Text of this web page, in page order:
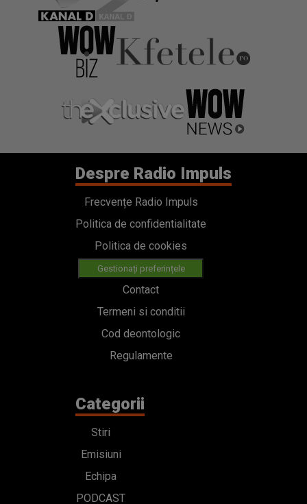
Despre Radio Impuls
Frecvențe Radio Impuls
Politica de confidentialitate
Politica de cookies
Gestionați preferințele
Contact
Termeni si conditii
Cod deontologic
Regulamente
Categorii
Stiri
Emisiuni
Echipa
PODCAST